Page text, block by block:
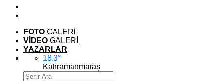
FOTO GALERİ
VİDEO GALERİ
YAZARLAR
18.3°
Kahramanmaraş